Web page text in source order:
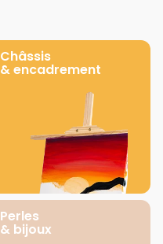
Châssis
& encadrement
Perles
& bijoux